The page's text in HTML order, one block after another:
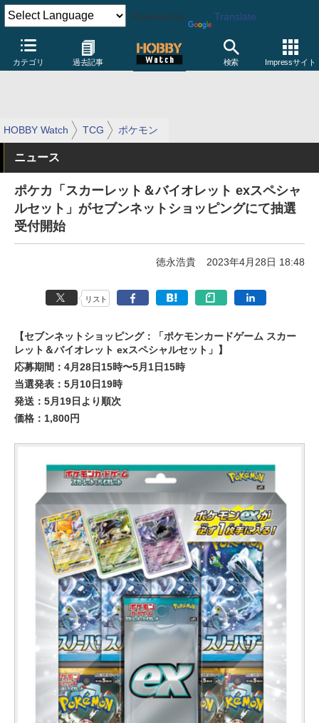
Powered by Translate
カテゴリ 過去記事 検索 Impressサイト
HOBBY Watch TCG ポケモン
ニュース
ポケカ「スカーレット＆バイオレット exスペシャ
ルセット」がセブンネットショッピングにて抽選
受付開始
徳永浩貴 2023年4月28日 18:48
リスト
【セブンネットショッピング：「ポケモンカードゲーム スカー
レット＆バイオレット exスペシャルセット」】
応募期間：4月28日15時〜5月1日15時
当選発表：5月10日19時
発送：5月19日より順次
価格：1,800円